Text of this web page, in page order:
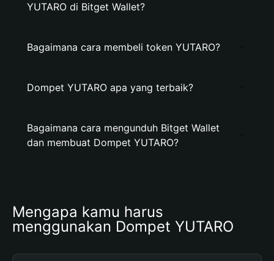
YUTARO di Bitget Wallet?
Bagaimana cara membeli token YUTARO?
Dompet YUTARO apa yang terbaik?
Bagaimana cara mengunduh Bitget Wallet
dan membuat Dompet YUTARO?
Mengapa kamu harus
menggunakan Dompet YUTARO